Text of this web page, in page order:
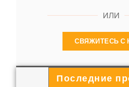
ИЛИ
СВЯЖИТЕСЬ С
Последние